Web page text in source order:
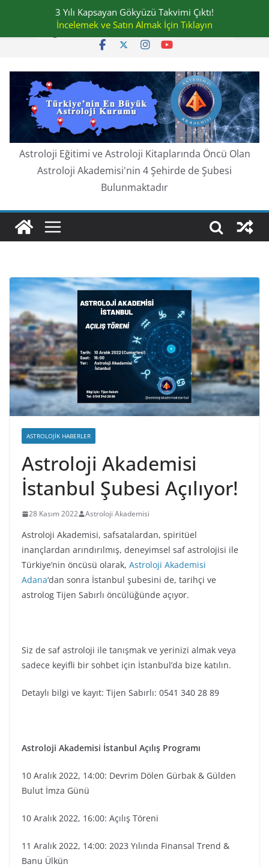
content
Cuma, Ağustos 7, 2026
Astroloji Eğitimi ve Astroloji Kitaplarında Öncü Olan
Astroloji Akademisi'nin 4 Şehirde de Şubesi
Bulunmaktadır
ASTROLOJIK HABERLER
Astroloji Akademisi
İstanbul Şubesi Açılıyor!
28 Kasım 2022 Astroloji Akademisi
Astroloji Akademisi, safsatalardan, spiritüel
inançlardan arındırılmış, deneyimsel saf astrolojisi ile
Türkiye’nin öncüsü olarak, Astroloji Akademisi
Adana‘dan sonra İstanbul şubesini de, tarihçi ve
astrolog Tijen Sabırlı öncülüğünde açıyor.
Siz de saf astroloji ile tanışmak ve yerinizi almak veya
sadece keyifli bir sohbet için İstanbul’da bize katılın.
Detaylı bilgi ve kayıt: Tijen Sabırlı: 0541 340 28 89
Astroloji Akademisi İstanbul Açılış Programı
10 Aralık 2022, 14:00: Devrim Dölen Gürbak & Gülden
Bulut İmza Günü
10 Aralık 2022, 16:00: Açılış Töreni
11 Aralık 2022, 14:00: 2023 Yılında Finansal Trend &
Banu Ülkün
3 Yılı Kapsayan Gökyüzü Takvimi Çıktı!
İncelemek ve Satın Almak İçin Tıklayın